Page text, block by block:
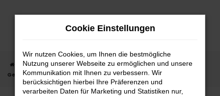
Zum
Startseite Sindelfingen Kia Kia Sorento
Kia Sorento
Gebrauchtwagen | Lieferservice nach Sindelfingen
Cookie Einstellungen
Wir nutzen Cookies, um Ihnen die bestmögliche
Nutzung unserer Webseite zu ermöglichen und unsere
Kommunikation mit Ihnen zu verbessern. Wir
berücksichtigen hierbei Ihre Präferenzen und
verarbeiten Daten für Marketing und Statistiken nur,